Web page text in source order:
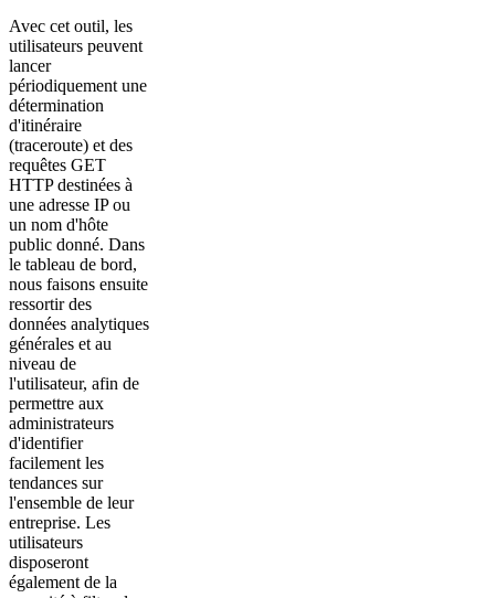
Avec cet outil, les
utilisateurs peuvent
lancer
périodiquement une
détermination
d'itinéraire
(traceroute) et des
requêtes GET
HTTP destinées à
une adresse IP ou
un nom d'hôte
public donné. Dans
le tableau de bord,
nous faisons ensuite
ressortir des
données analytiques
générales et au
niveau de
l'utilisateur, afin de
permettre aux
administrateurs
d'identifier
facilement les
tendances sur
l'ensemble de leur
entreprise. Les
utilisateurs
disposeront
également de la